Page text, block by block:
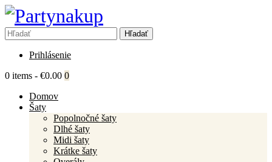
Prihlásenie
0 items - €0.00 0
Domov
Šaty
Popolnočné šaty
Dlhé šaty
Midi šaty
Krátke šaty